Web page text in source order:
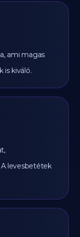
ami magas
is kiváló.
levesbetétek